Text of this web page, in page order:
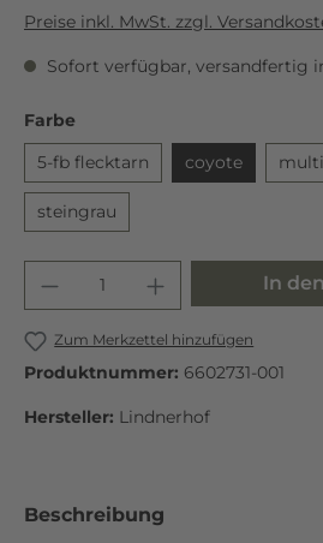
Preise inkl. MwSt. zzgl.
Sofort verfügbar, versandfertig
Farbe
5-fb flecktarn
coyote
steingrau
In
Zum Merkzettel hinzufügen
Produktnummer: 6602731-001
Hersteller: Lindnerhof
Beschreibung